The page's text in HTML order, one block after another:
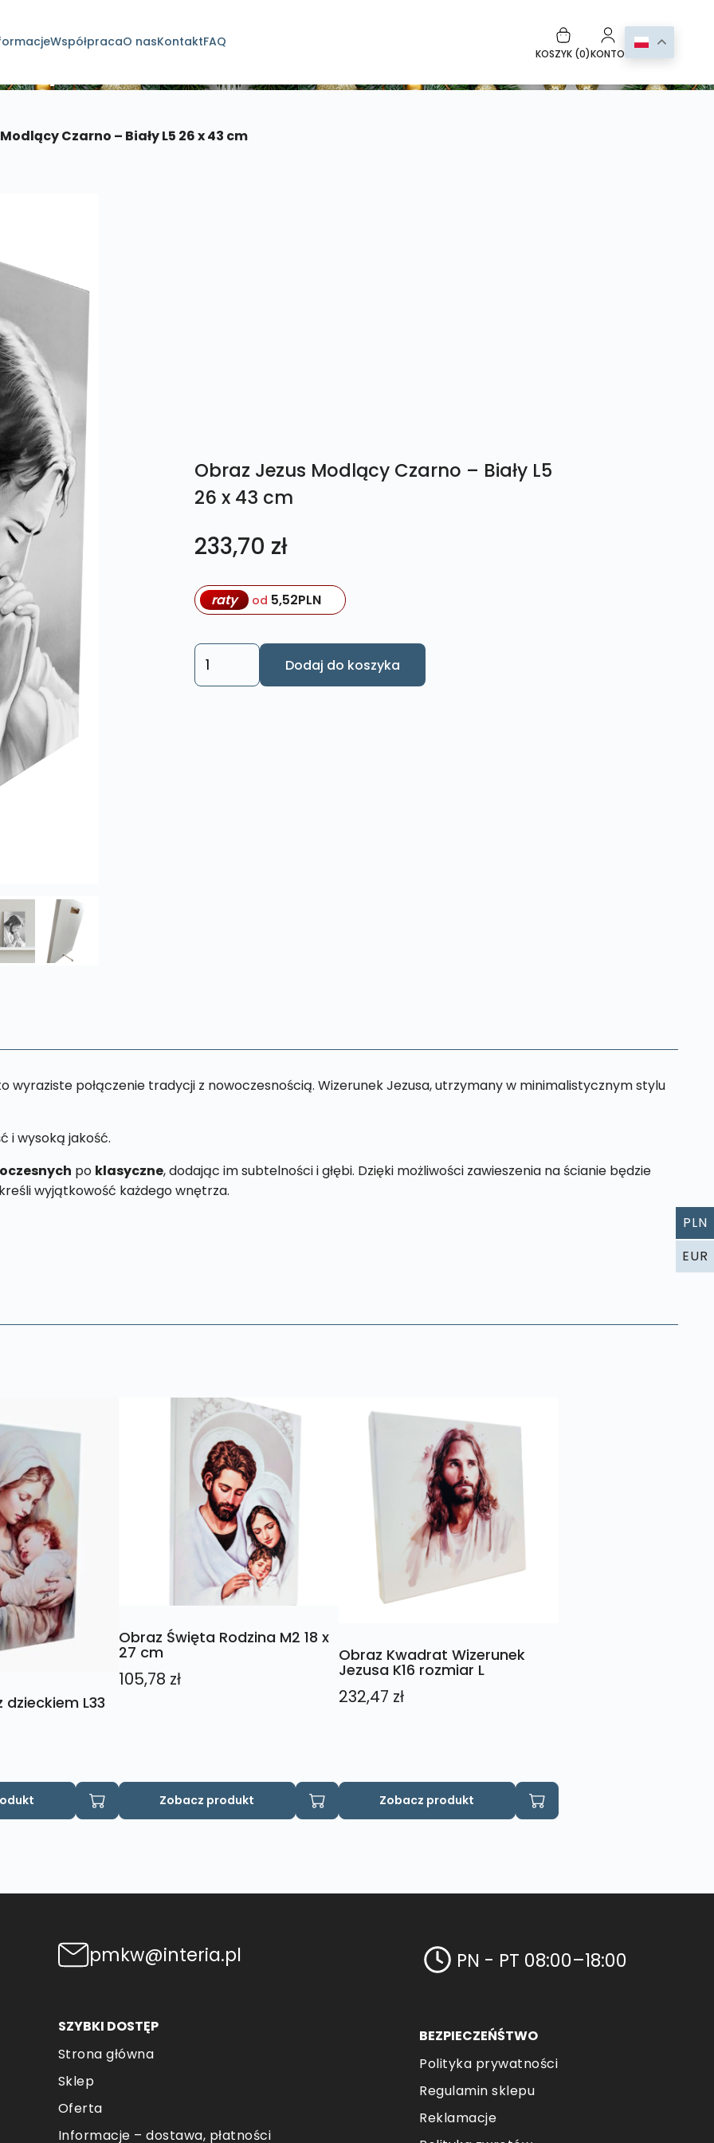
WspółpracaO nasKontaktFAQ
KOSZYK (0)KONTO
Czarno – Biały L5 26 x 43 cm
Obraz Jezus Modlący Czarno – Biały L5
26 x 43 cm
233,70 zł
raty od 5,52PLN
ilość
Obraz
Dodaj do koszyka
wyraziste połączenie tradycji z nowoczesnością. Wizerunek Jezusa, utrzymany w minimalistycznym stylu
i wysoką jakość.
po klasyczne, dodając im subtelności i głębi. Dzięki możliwości zawieszenia na ścianie będzie
wyjątkowość każdego wnętrza.
L33
Obraz Święta Rodzina M2 18 x
27 cm
105,78 zł
Zobacz produkt
Obraz Kwadrat Wizerunek
Jezusa K16 rozmiar L
232,47 zł
Zobacz produkt
pmkw@interia.pl
SZYBKI DOSTĘP
Strona główna
Sklep
Oferta
Informacje – dostawa, płatności
PN - PT 08:00–18:00
BEZPIECZEŃŚTWO
Polityka prywatności
Regulamin sklepu
Reklamacje
PLN
EUR